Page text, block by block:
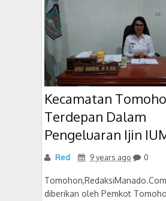
Kecamatan
Terdepan Dalam
Pengeluaran Ijin
Red 9 years ago 0
diberikan oleh Pemkot